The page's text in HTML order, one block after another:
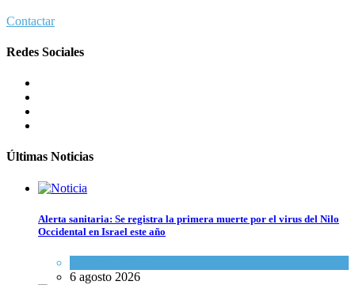
Contactar
Redes Sociales
Últimas Noticias
Alerta sanitaria: Se registra la primera muerte por el virus del Nilo
Occidental en Israel este año
6 agosto 2026